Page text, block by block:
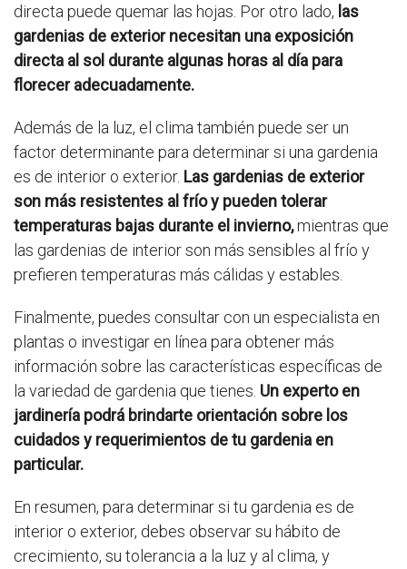
directa puede quemar las hojas. Por otro lado, las
gardenias de exterior necesitan una exposición
directa al sol durante algunas horas al día para
florecer adecuadamente.
Además de la luz, el clima también puede ser un
factor determinante para determinar si una gardenia
es de interior o exterior. Las gardenias de exterior
son más resistentes al frío y pueden tolerar
temperaturas bajas durante el invierno,mientras que
las gardenias de interior son más sensibles al frío y
prefieren temperaturas más cálidas y estables.
Finalmente, puedes consultar con un especialista en
plantas o investigar en línea para obtener más
información sobre las características específicas de
la variedad de gardenia que tienes. Un experto en
jardinería podrá brindarte orientación sobre los
cuidados y requerimientos de tu gardenia en
particular.
En resumen, para determinar si tu gardenia es de
interior o exterior, debes observar su hábito de
crecimiento, su tolerancia a la luz y al clima, y